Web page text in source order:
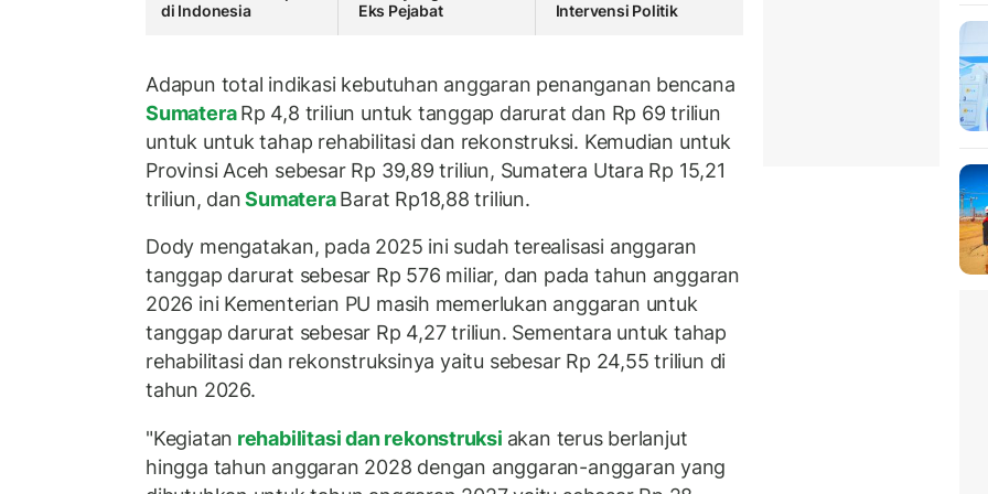
di Indonesia
Eks Pejabat
Intervensi Politik
Adapun total indikasi kebutuhan anggaran penanganan bencana
SumateraRp 4,8 triliun untuk tanggap darurat dan Rp 69 triliun
untuk untuk tahap rehabilitasi dan rekonstruksi. Kemudian untuk
Provinsi Aceh sebesar Rp 39,89 triliun, Sumatera Utara Rp 15,21
triliun, danSumateraBarat Rp18,88 triliun.
Dody mengatakan, pada 2025 ini sudah terealisasi anggaran
tanggap darurat sebesar Rp 576 miliar, dan pada tahun anggaran
2026 ini Kementerian PU masih memerlukan anggaran untuk
tanggap darurat sebesar Rp 4,27 triliun. Sementara untuk tahap
rehabilitasi dan rekonstruksinya yaitu sebesar Rp 24,55 triliun di
tahun 2026.
"Kegiatan rehabilitasi dan rekonstruksi akan terus berlanjut
hingga tahun anggaran 2028 dengan anggaran-anggaran yang